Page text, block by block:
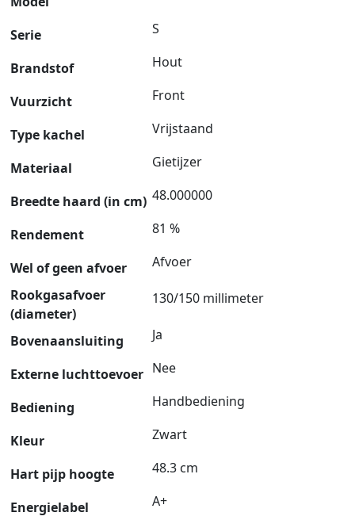
Serie S
Brandstof Hout
Vuurzicht Front
Type kachel Vrijstaand
Materiaal Gietijzer
Breedte haard (in cm) 48.000000
Rendement 81 %
Wel of geen afvoer
Afvoer
Rookgasafvoer
(diameter)
130/150 millimeter
Bovenaansluiting Ja
Externe luchttoevoer Nee
Bediening Handbediening
Kleur Zwart
Hart pijp hoogte 48.3 cm
Energielabel A+